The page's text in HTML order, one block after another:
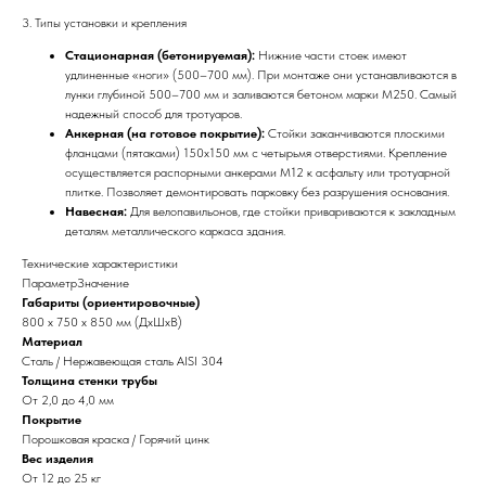
3. Типы установки и крепления
Стационарная (бетонируемая): Нижние части стоек имеют
удлиненные «ноги» (500–700 мм). При монтаже они устанавливаются в
лунки глубиной 500–700 мм и заливаются бетоном марки М250. Самый
надежный способ для тротуаров.
Анкерная (на готовое покрытие): Стойки заканчиваются плоскими
фланцами (пятаками) 150х150 мм с четырьмя отверстиями. Крепление
осуществляется распорными анкерами M12 к асфальту или тротуарной
плитке. Позволяет демонтировать парковку без разрушения основания.
Навесная: Для велопавильонов, где стойки привариваются к закладным
деталям металлического каркаса здания.
Технические характеристики
ПараметрЗначение
Габариты (ориентировочные)
800 х 750 х 850 мм (ДхШхВ)
Материал
Сталь / Нержавеющая сталь AISI 304
Толщина стенки трубы
От 2,0 до 4,0 мм
Покрытие
Порошковая краска / Горячий цинк
Вес изделия
От 12 до 25 кг